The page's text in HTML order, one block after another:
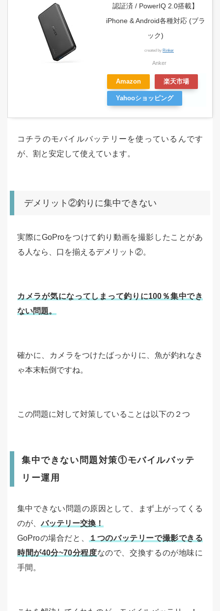
認証済 / PowerIQ 2.0搭載】
iPhone & Android各種対応 (ブラ
ック)
created by Rinker
Anker
Amazon 楽天市場
Yahooショッピング
コチラのモバイルバッテリーを使っているんです
が、割と安定して使えています。
デメリット②釣りに集中できない
実際にGoProをつけて釣り動画を撮影したことがあ
る人なら、口を揃えるデメリット②。
カメラが気になってしまって釣りに100％集中でき
ない問題。
確かに、カメラをつけたばっかりに、魚が釣れなき
ゃ本末転倒ですね。
この問題に対して対策していることは以下の２つ
集中できない問題対策①モバイルバッテ
リー運用
集中できない問題の原因として、まず上がってくる
のが、バッテリー交換！
GoProの場合だと、
１つのバッテリーで撮影できる
時間が40分~70分程度なので、交換するのが地味に
手間。